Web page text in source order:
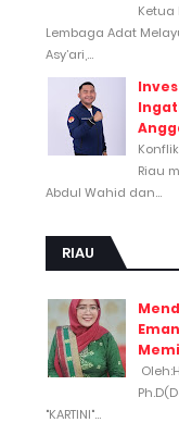
Ketua
Lembaga Adat
Asy’ari,...
Riau
Abdul Wahid dan...
RIAU
"KARTINI"...